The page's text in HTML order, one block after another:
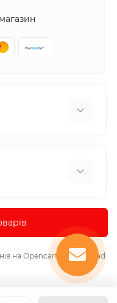
лампи та кулі.
на Opencart marketsklad